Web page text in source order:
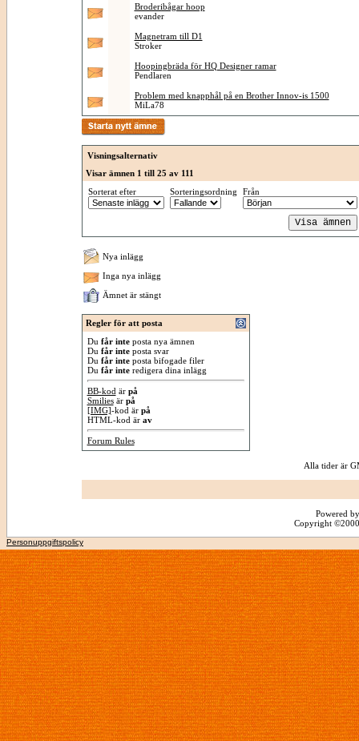
Broderibågar hoop
evander
Magnetram till D1
Stroker
Hoopingbräda för HQ Designer ramar
Pendlaren
Problem med knapphål på en Brother Innov-is 1500
MiLa78
Visningsalternativ
Visar ämnen 1 till 25 av 111
Sorterat efter
Sorteringsordning Från
Nya inlägg
Inga nya inlägg
Ämnet är stängt
Regler för att posta
Du får inteposta nya ämnen
Du får inteposta svar
Du får inteposta bifogade filer
Du får interedigera dina inlägg
BB-kod är på
Smiliesär på
[IMG]-kod är på
HTML-kod är av
Forum Rules
Alla tider är
Powered
Copyright
Personuppgiftspolicy